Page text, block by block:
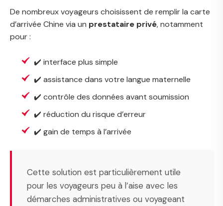
De nombreux voyageurs choisissent de remplir la carte
d’arrivée Chine via un prestataire privé, notamment
pour :
✔️ interface plus simple
✔️ assistance dans votre langue maternelle
✔️ contrôle des données avant soumission
✔️ réduction du risque d’erreur
✔️ gain de temps à l’arrivée
Cette solution est particulièrement utile
pour les voyageurs peu à l’aise avec les
démarches administratives ou voyageant